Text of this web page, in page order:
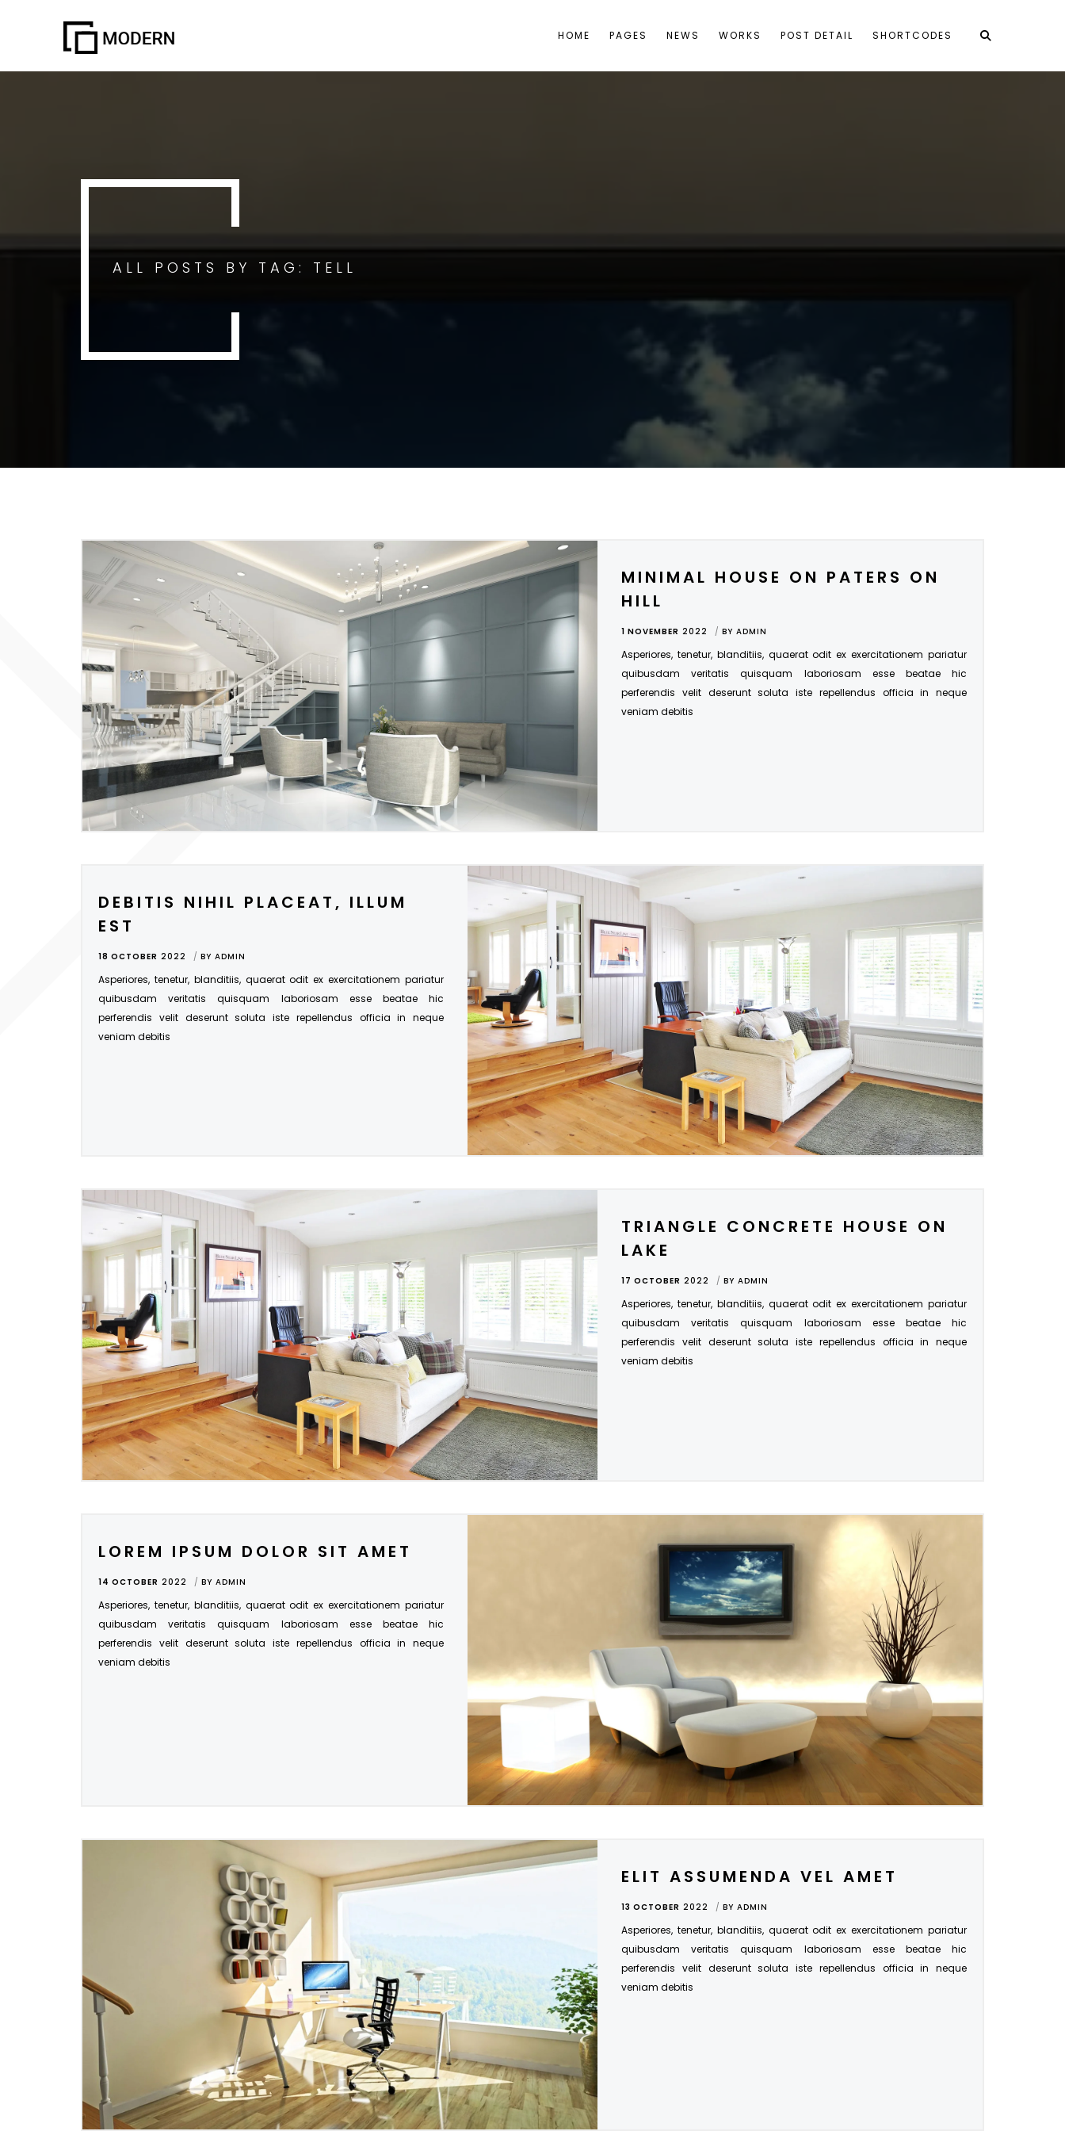
HOME PAGES NEWS WORKS POST DETAIL SHORTCODES
ALL POSTS BY TAG: TELL
MINIMAL HOUSE ON PATERS ON
HILL
1 NOVEMBER 2022 BY ADMIN
Asperiores, tenetur, blanditiis, quaerat odit ex exercitationem pariatur
quibusdam veritatis quisquam laboriosam esse beatae hic
perferendis velit deserunt soluta iste repellendus officia in neque
veniam debitis
DEBITIS NIHIL PLACEAT, ILLUM
EST
18 OCTOBER 2022 BY ADMIN
Asperiores, tenetur, blanditiis, quaerat odit ex exercitationem pariatur
quibusdam veritatis quisquam laboriosam esse beatae hic
perferendis velit deserunt soluta iste repellendus officia in neque
veniam debitis
TRIANGLE CONCRETE HOUSE ON
LAKE
17 OCTOBER 2022 BY ADMIN
Asperiores, tenetur, blanditiis, quaerat odit ex exercitationem pariatur
quibusdam veritatis quisquam laboriosam esse beatae hic
perferendis velit deserunt soluta iste repellendus officia in neque
veniam debitis
LOREM IPSUM DOLOR SIT AMET
14 OCTOBER 2022 BY ADMIN
Asperiores, tenetur, blanditiis, quaerat odit ex exercitationem pariatur
quibusdam veritatis quisquam laboriosam esse beatae hic
perferendis velit deserunt soluta iste repellendus officia in neque
veniam debitis
ELIT ASSUMENDA VEL AMET
13 OCTOBER 2022 BY ADMIN
Asperiores, tenetur, blanditiis, quaerat odit ex exercitationem pariatur
quibusdam veritatis quisquam laboriosam esse beatae hic
perferendis velit deserunt soluta iste repellendus officia in neque
veniam debitis